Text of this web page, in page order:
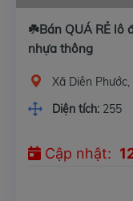
☘️Bán QUÁ RẺ lô
nhựa thông
Xã Diên
Diện tích: 255
Cập nhật: